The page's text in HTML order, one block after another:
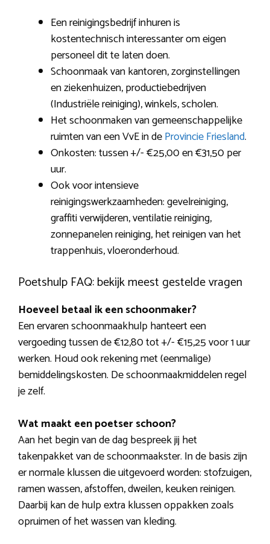
Een reinigingsbedrijf inhuren is
kostentechnisch interessanter om eigen
personeel dit te laten doen.
Schoonmaak van kantoren, zorginstellingen
en ziekenhuizen, productiebedrijven
(Industriële reiniging), winkels, scholen.
Het schoonmaken van gemeenschappelijke
ruimten van een VvE in deProvincie Friesland.
Onkosten: tussen +/- €25,00 en €31,50 per
uur.
Ook voor intensieve
reinigingswerkzaamheden: gevelreiniging,
graffiti verwijderen, ventilatie reiniging,
zonnepanelen reiniging, het reinigen van het
trappenhuis, vloeronderhoud.
Poetshulp FAQ: bekijk meest gestelde vragen
Hoeveel betaal ik een schoonmaker?
Een ervaren schoonmaakhulp hanteert een
vergoeding tussen de €12,80 tot +/- €15,25 voor 1 uur
werken. Houd ook rekening met (eenmalige)
bemiddelingskosten. De schoonmaakmiddelen regel
je zelf.
Wat maakt een poetser schoon?
Aan het begin van de dag bespreek jij het
takenpakket van de schoonmaakster. In de basis zijn
er normale klussen die uitgevoerd worden: stofzuigen,
ramen wassen, afstoffen, dweilen, keuken reinigen.
Daarbij kan de hulp extra klussen oppakken zoals
opruimen of het wassen van kleding.